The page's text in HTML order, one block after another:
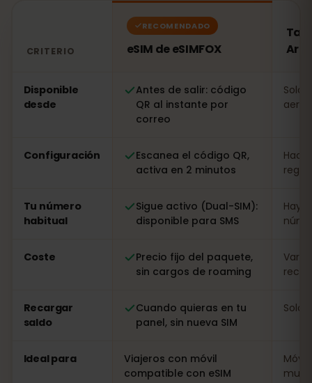
CRITERIO
RECOMENDADO
eSIM de eSIMFOX
Disponible
desde
Antes de salir: código
QR al instante por
correo
Solo
Configuración
Escanea el código QR,
activa en 2 minutos
Tu número
habitual
Sigue activo (Dual-SIM):
disponible para SMS
Hay
Coste
Precio fijo del paquete,
sin cargos de roaming
Recargar
saldo
Cuando quieras en tu
panel, sin nueva SIM
Solo
Ideal para
Viajeros con móvil
compatible con eSIM
muy